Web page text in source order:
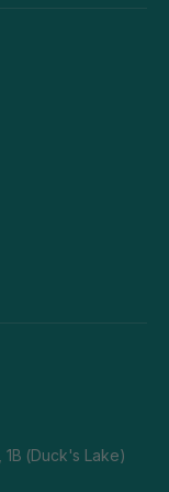
1В (Duck's Lake)